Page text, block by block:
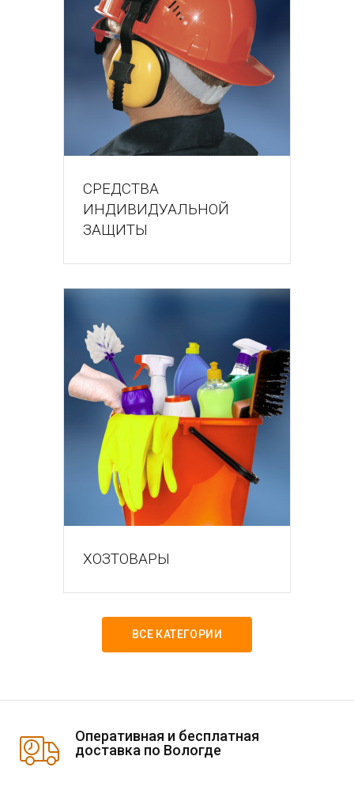
СРЕДСТВА
ИНДИВИДУАЛЬНОЙ
ЗАЩИТЫ
ХОЗТОВАРЫ
ВСЕ КАТЕГОРИИ
Оперативная и бесплатная
доставка по Вологде